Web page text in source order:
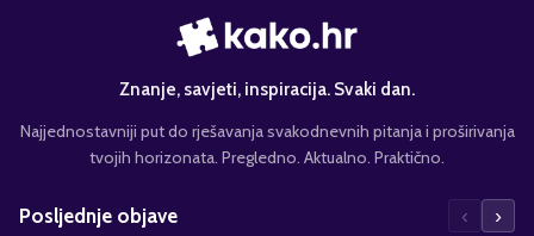
Znanje, savjeti, inspiracija. Svaki dan.
Najjednostavniji put do rješavanja svakodnevnih pitanja i proširivanja
tvojih horizonata. Pregledno. Aktualno. Praktično.
Posljednje objave ‹ ›